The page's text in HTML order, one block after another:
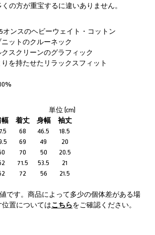
の方が重宝するに違いありません。
オンスのヘビーウェイト・コットン
ットのクルーネック
スクリーンのグラフィック
を持たせたリラックスフィット
単位 (cm)
幅 着丈 身幅
袖丈
68 46.5
18.5
69 49
20
70 50
20.5
71.5 53.5
21
72 56 21.5
です。商品によって多少の個体差がある場
置についてはこちらをご確認ください。